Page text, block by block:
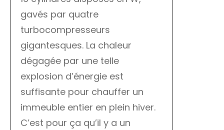
gavés par quatre
turbocompresseurs
gigantesques. La chaleur
dégagée par une telle
explosion d’énergie est
suffisante pour chauffer un
immeuble entier en plein hiver.
C’est pour ça qu’il y a un